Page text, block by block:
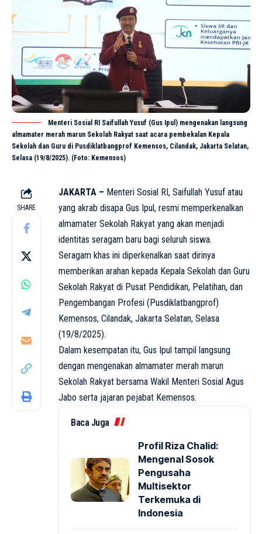
Menteri Sosial RI Saifullah Yusuf (Gus Ipul) mengenakan langsung
almamater merah marun Sekolah Rakyat saat acara pembekalan Kepala
Sekolah dan Guru di Pusdiklatbangprof Kemensos, Cilandak, Jakarta Selatan,
Selasa (19/8/2025). (Foto: Kemensos)
SHARE
JAKARTA – Menteri Sosial RI, Saifullah Yusuf atau
yang akrab disapa Gus Ipul, resmi memperkenalkan
almamater Sekolah Rakyat yang akan menjadi
identitas seragam baru bagi seluruh siswa.
Seragam khas ini diperkenalkan saat dirinya
memberikan arahan kepada Kepala Sekolah dan Guru
Sekolah Rakyat di Pusat Pendidikan, Pelatihan, dan
Pengembangan Profesi (Pusdiklatbangprof)
Kemensos, Cilandak, Jakarta Selatan, Selasa
(19/8/2025).
Dalam kesempatan itu, Gus Ipul tampil langsung
dengan mengenakan almamater merah marun
Sekolah Rakyat bersama Wakil Menteri Sosial Agus
Jabo serta jajaran pejabat Kemensos.
Baca Juga
Profil Riza Chalid:
Mengenal Sosok
Pengusaha
Multisektor
Terkemuka di
Indonesia